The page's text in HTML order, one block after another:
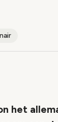
artikel
het